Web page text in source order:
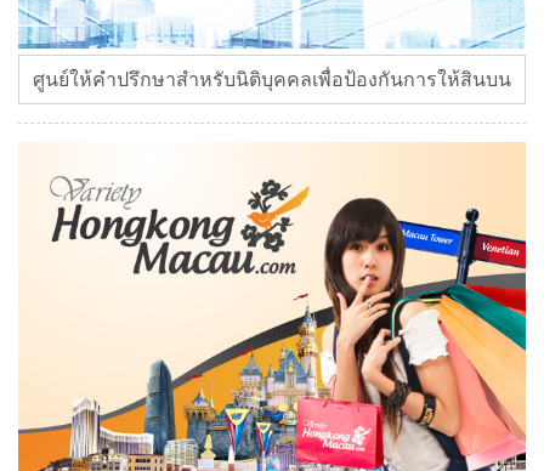
ศูนย์ให้คำปรึกษาสำหรับนิติบุคคลเพื่อป้องกันการให้สินบน